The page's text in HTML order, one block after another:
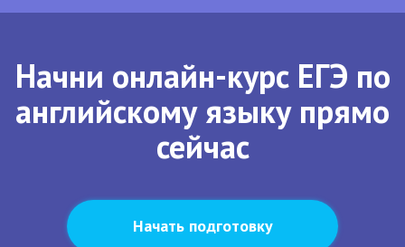
Начни онлайн-курс ЕГЭ по
английскому языку прямо
сейчас
Начать подготовку